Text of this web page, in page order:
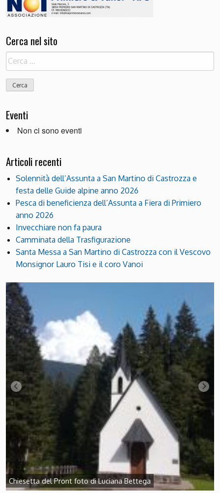
Cerca nel sito
Ricerca
per:
Eventi
Non ci sono eventi
Articoli recenti
Solennità dell’Assunta a San Martino di Castrozza e
festa delle Guide alpine anno 2026
Pesca di beneficienza dell’Assunta a Fiera di Primiero
anno 2026
Invecchiare non fa paura
Camminata della Trasfigurazione
Santa Messa a San Martino di Castrozza con il Vescovo
Monsignor Lauro Tisi e il coro Vanoi
Chiesetta del Pront foto di Luciana Bettega